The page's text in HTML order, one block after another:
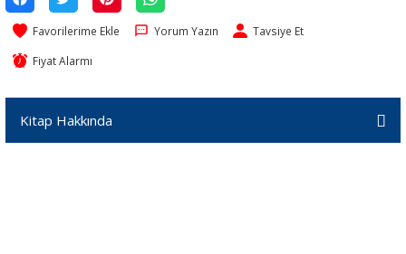
Yorum Yazın Tavsiye Et
Fiyat Alarmı
Kitap Hakkında